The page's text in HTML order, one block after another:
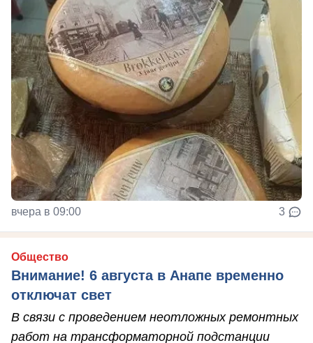
вчера в 09:00 3
Общество
Внимание! 6 августа в Анапе временно
отключат свет
В связи с проведением неотложных ремонтных
работ на трансформаторной подстанции